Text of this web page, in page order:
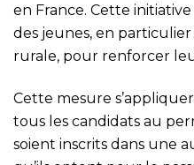
en France. Cette
des jeunes, en
rurale, pour renforcer
Cette mesure
tous les candidats au
soient inscrits dans une